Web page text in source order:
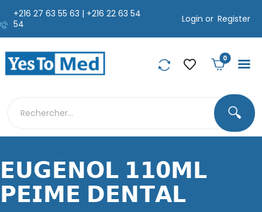
+216 27 63 55 63 | +216 22 63 54
54
Login or Register
0
🔍
𝗘𝗨𝗚𝗘𝗡𝗢𝗟 𝟭𝟭𝟬𝗠𝗟
𝗣𝗘𝗜𝗠𝗘 𝗗𝗘𝗡𝗧𝗔𝗟